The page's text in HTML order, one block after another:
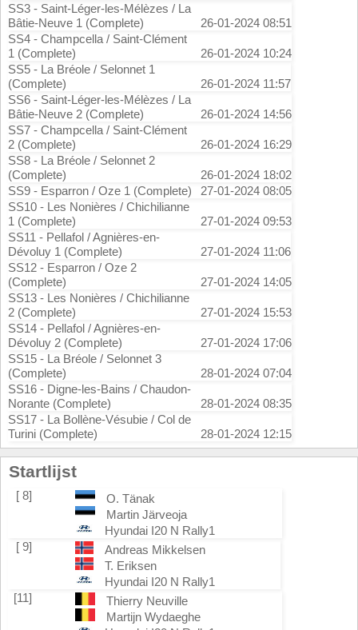
SS3 - Saint-Léger-les-Mélèzes / La
Bâtie-Neuve 1 (Complete)
26-01-2024 08:51
SS4 - Champcella / Saint-Clément
1 (Complete)
26-01-2024 10:24
SS5 - La Bréole / Selonnet 1
(Complete)
26-01-2024 11:57
SS6 - Saint-Léger-les-Mélèzes / La
Bâtie-Neuve 2 (Complete)
26-01-2024 14:56
SS7 - Champcella / Saint-Clément
2 (Complete)
26-01-2024 16:29
SS8 - La Bréole / Selonnet 2
(Complete)
26-01-2024 18:02
SS9 - Esparron / Oze 1 (Complete)
27-01-2024 08:05
SS10 - Les Nonières / Chichilianne
1 (Complete)
27-01-2024 09:53
SS11 - Pellafol / Agnières-en-
Dévoluy 1 (Complete)
27-01-2024 11:06
SS12 - Esparron / Oze 2
(Complete)
27-01-2024 14:05
SS13 - Les Nonières / Chichilianne
2 (Complete)
27-01-2024 15:53
SS14 - Pellafol / Agnières-en-
Dévoluy 2 (Complete)
27-01-2024 17:06
SS15 - La Bréole / Selonnet 3
(Complete)
28-01-2024 07:04
SS16 - Digne-les-Bains / Chaudon-
Norante (Complete)
28-01-2024 08:35
SS17 - La Bollène-Vésubie / Col de
Turini (Complete)
28-01-2024 12:15
Startlijst
[ 8]
O. Tänak
Martin Järveoja
Hyundai I20 N Rally1
[ 9]
Andreas Mikkelsen
T. Eriksen
Hyundai I20 N Rally1
[11]
Thierry Neuville
Martijn Wydaeghe